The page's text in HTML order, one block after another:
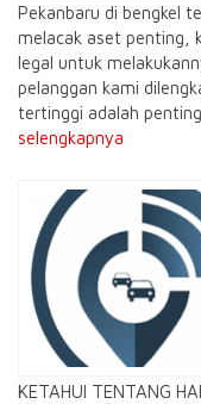
Pekanbaru di bengkel
melacak aset penting,
legal untuk
pelanggan kami
tertinggi adalah penting
selengkapnya
KETAHUI TENTANG